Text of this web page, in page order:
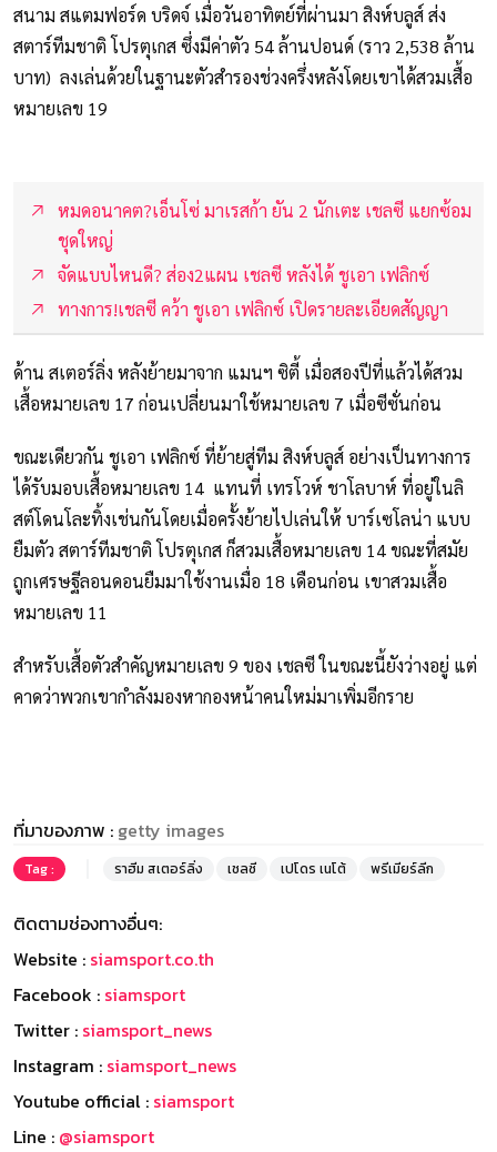
สนาม สแตมฟอร์ด บริดจ์ เมื่อวันอาทิตย์ที่ผ่านมา สิงห์บลูส์ ส่ง
สตาร์ทีมชาติ โปรตุเกส ซึ่งมีค่าตัว 54 ล้านปอนด์ (ราว 2,538 ล้าน
บาท) ลงเล่นด้วยในฐานะตัวสำรองช่วงครึ่งหลังโดยเขาได้สวมเสื้อ
หมายเลข 19
หมดอนาคต?เอ็นโซ่ มาเรสก้า ยัน 2 นักเตะ เชลซี แยกซ้อม
ชุดใหญ่
จัดแบบไหนดี? ส่อง2แผน เชลซี หลังได้ ชูเอา เฟลิกซ์
ทางการ!เชลซี คว้า ชูเอา เฟลิกซ์ เปิดรายละเอียดสัญญา
ด้าน สเตอร์ลิ่ง หลังย้ายมาจาก แมนฯ ซิตี้ เมื่อสองปีที่แล้วได้สวม
เสื้อหมายเลข 17 ก่อนเปลี่ยนมาใช้หมายเลข 7 เมื่อซีซั่นก่อน
ขณะเดียวกัน ชูเอา เฟลิกซ์ ที่ย้ายสู่ทีม สิงห์บลูส์ อย่างเป็นทางการ
ได้รับมอบเสื้อหมายเลข 14 แทนที่ เทรโวห์ ชาโลบาห์ ที่อยู่ในลิ
สต์โดนโละทิ้งเช่นกันโดยเมื่อครั้งย้ายไปเล่นให้ บาร์เซโลน่า แบบ
ยืมตัว สตาร์ทีมชาติ โปรตุเกส ก็สวมเสื้อหมายเลข 14 ขณะที่สมัย
ถูกเศรษฐีลอนดอนยืมมาใช้งานเมื่อ 18 เดือนก่อน เขาสวมเสื้อ
หมายเลข 11
สำหรับเสื้อตัวสำคัญหมายเลข 9 ของ เชลซี ในขณะนี้ยังว่างอยู่ แต่
คาดว่าพวกเขากำลังมองหากองหน้าคนใหม่มาเพิ่มอีกราย
ที่มาของภาพ : getty images
Tag : ราฮีม สเตอร์ลิ่ง เชลซี เปโดร เนโต้ พรีเมียร์ลีก
ติดตามช่องทางอื่นๆ:
Website : siamsport.co.th
Facebook : siamsport
Twitter : siamsport_news
Instagram : siamsport_news
Youtube official : siamsport
Line : @siamsport